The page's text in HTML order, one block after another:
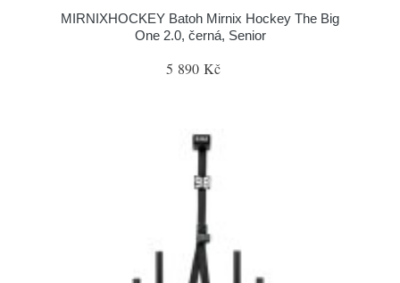
MIRNIXHOCKEY Batoh Mirnix Hockey The Big
One 2.0, černá, Senior
5 890 Kč